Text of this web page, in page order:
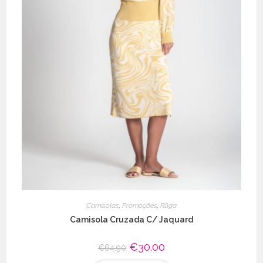
Camisolas, Promoções, Rüga
Camisola Cruzada C/ Jaquard
€64.90 O
preço
€30.00